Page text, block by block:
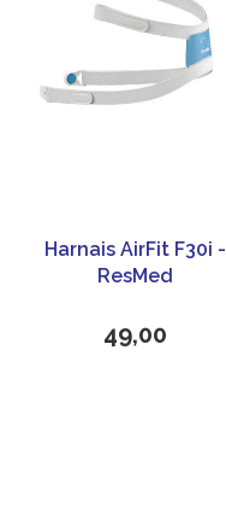
Harnais AirFit F30i -
ResMed
49,00